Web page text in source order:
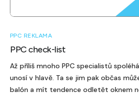
PPC REKLAMA
PPC check-list
Až příliš mnoho PPC specialistů
unosí v hlavě. Ta se jim pak občas
balón a mít tendence odletět oknem